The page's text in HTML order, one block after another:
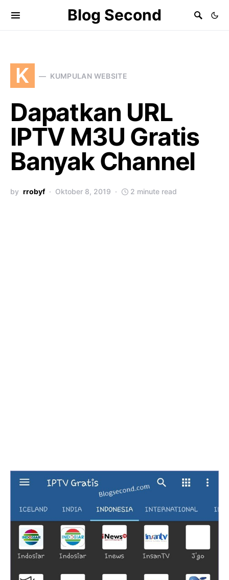
Blog Second
K KUMPULAN WEBSITE
Dapatkan URL
IPTV M3U Gratis
Banyak Channel
by rrobyf Oktober 8, 2019 2 minute read